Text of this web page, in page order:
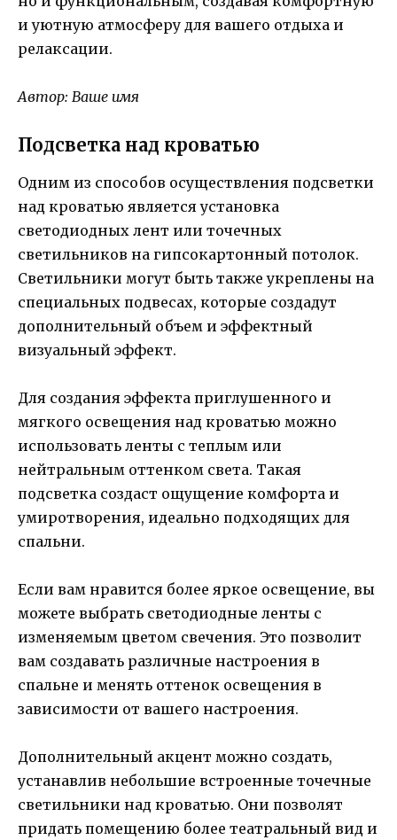
и уютную атмосферу для вашего отдыха и
релаксации.
Автор: Ваше имя
Подсветка над кроватью
Одним из способов осуществления подсветки
над кроватью является установка
светодиодных лент или точечных
светильников на гипсокартонный потолок.
Светильники могут быть также укреплены на
специальных подвесах, которые создадут
дополнительный объем и эффектный
визуальный эффект.
Для создания эффекта приглушенного и
мягкого освещения над кроватью можно
использовать ленты с теплым или
нейтральным оттенком света. Такая
подсветка создаст ощущение комфорта и
умиротворения, идеально подходящих для
спальни.
Если вам нравится более яркое освещение, вы
можете выбрать светодиодные ленты с
изменяемым цветом свечения. Это позволит
вам создавать различные настроения в
спальне и менять оттенок освещения в
зависимости от вашего настроения.
Дополнительный акцент можно создать,
устанавлив небольшие встроенные точечные
светильники над кроватью. Они позволят
придать помещению более театральный вид и